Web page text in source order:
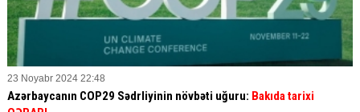
23 Noyabr 2024 22:48
Azərbaycanın COP29 Sədrliyinin növbəti uğuru: Bakıda tarixi